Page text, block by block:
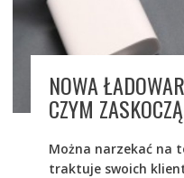
NOWA
CZYM
Można narzekać na
traktuje swoich